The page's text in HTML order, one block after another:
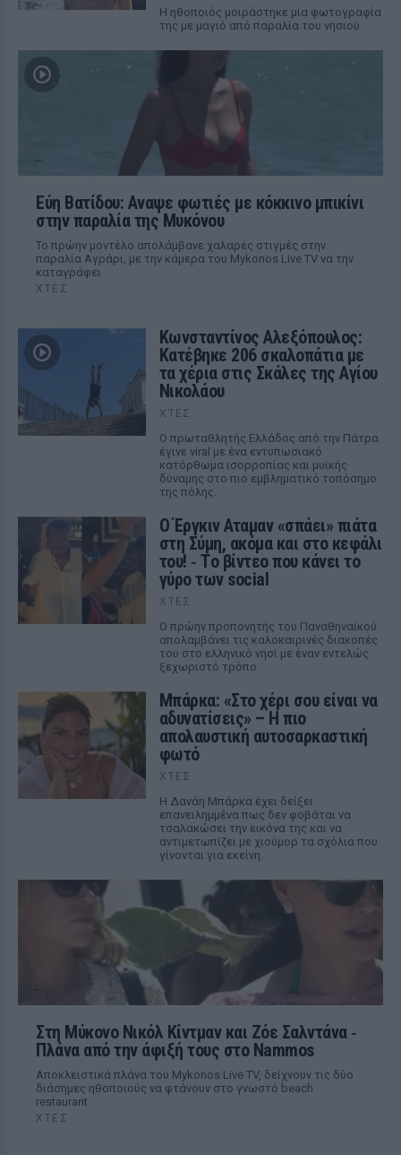
Η ηθοποιός μοιράστηκε μία φωτογραφία
της με μαγιό από παραλία του νησιού
Εύη Βατίδου: Αναψε φωτιές με κόκκινο μπικίνι
στην παραλία της Μυκόνου
Το πρώην μοντέλο απολάμβανε χαλαρές στιγμές στην
παραλία Αγράρι, με την κάμερα του Mykonos Live TV να την
καταγράφει
ΧΤΕΣ
Κωνσταντίνος Αλεξόπουλος:
Κατέβηκε 206 σκαλοπάτια με
τα χέρια στις Σκάλες της Αγίου
Νικολάου
ΧΤΕΣ
Ο πρωταθλητής Ελλάδος από την Πάτρα
έγινε viral με ένα εντυπωσιακό
κατόρθωμα ισορροπίας και μυϊκής
δύναμης στο πιο εμβληματικό τοπόσημο
της πόλης.
Ο Έργκιν Αταμαν «σπάει» πιάτα
στη Σύμη, ακόμα και στο κεφάλι
του! ‑ Tο βίντεο που κάνει το
γύρο των social
ΧΤΕΣ
Ο πρώην προπονητής του Παναθηναϊκού
απολαμβάνει τις καλοκαιρινές διακοπές
του στο ελληνικό νησί με έναν εντελώς
ξεχωριστό τρόπο.
Μπάρκα: «Στο χέρι σου είναι να
αδυνατίσεις» – Η πιο
απολαυστική αυτοσαρκαστική
φωτό
ΧΤΕΣ
Η Δανάη Μπάρκα έχει δείξει
επανειλημμένα πως δεν φοβάται να
τσαλακώσει την εικόνα της και να
αντιμετωπίζει με χιούμορ τα σχόλια που
γίνονται για εκείνη.
Στη Μύκονο Νικόλ Κίντμαν και Ζόε Σαλντάνα ‑
Πλάνα από την άφιξή τους στο Nammos
Αποκλειστικά πλάνα του Mykonos Live TV, δείχνουν τις δύο
διάσημες ηθοποιούς να φτάνουν στο γνωστό beach
restaurant
ΧΤΕΣ